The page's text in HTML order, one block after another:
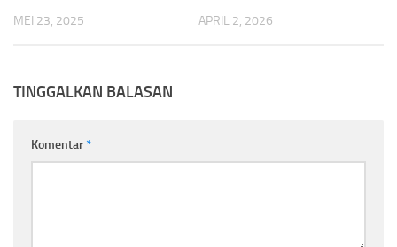
MEI 23, 2025 APRIL 2, 2026
TINGGALKAN BALASAN
Komentar*